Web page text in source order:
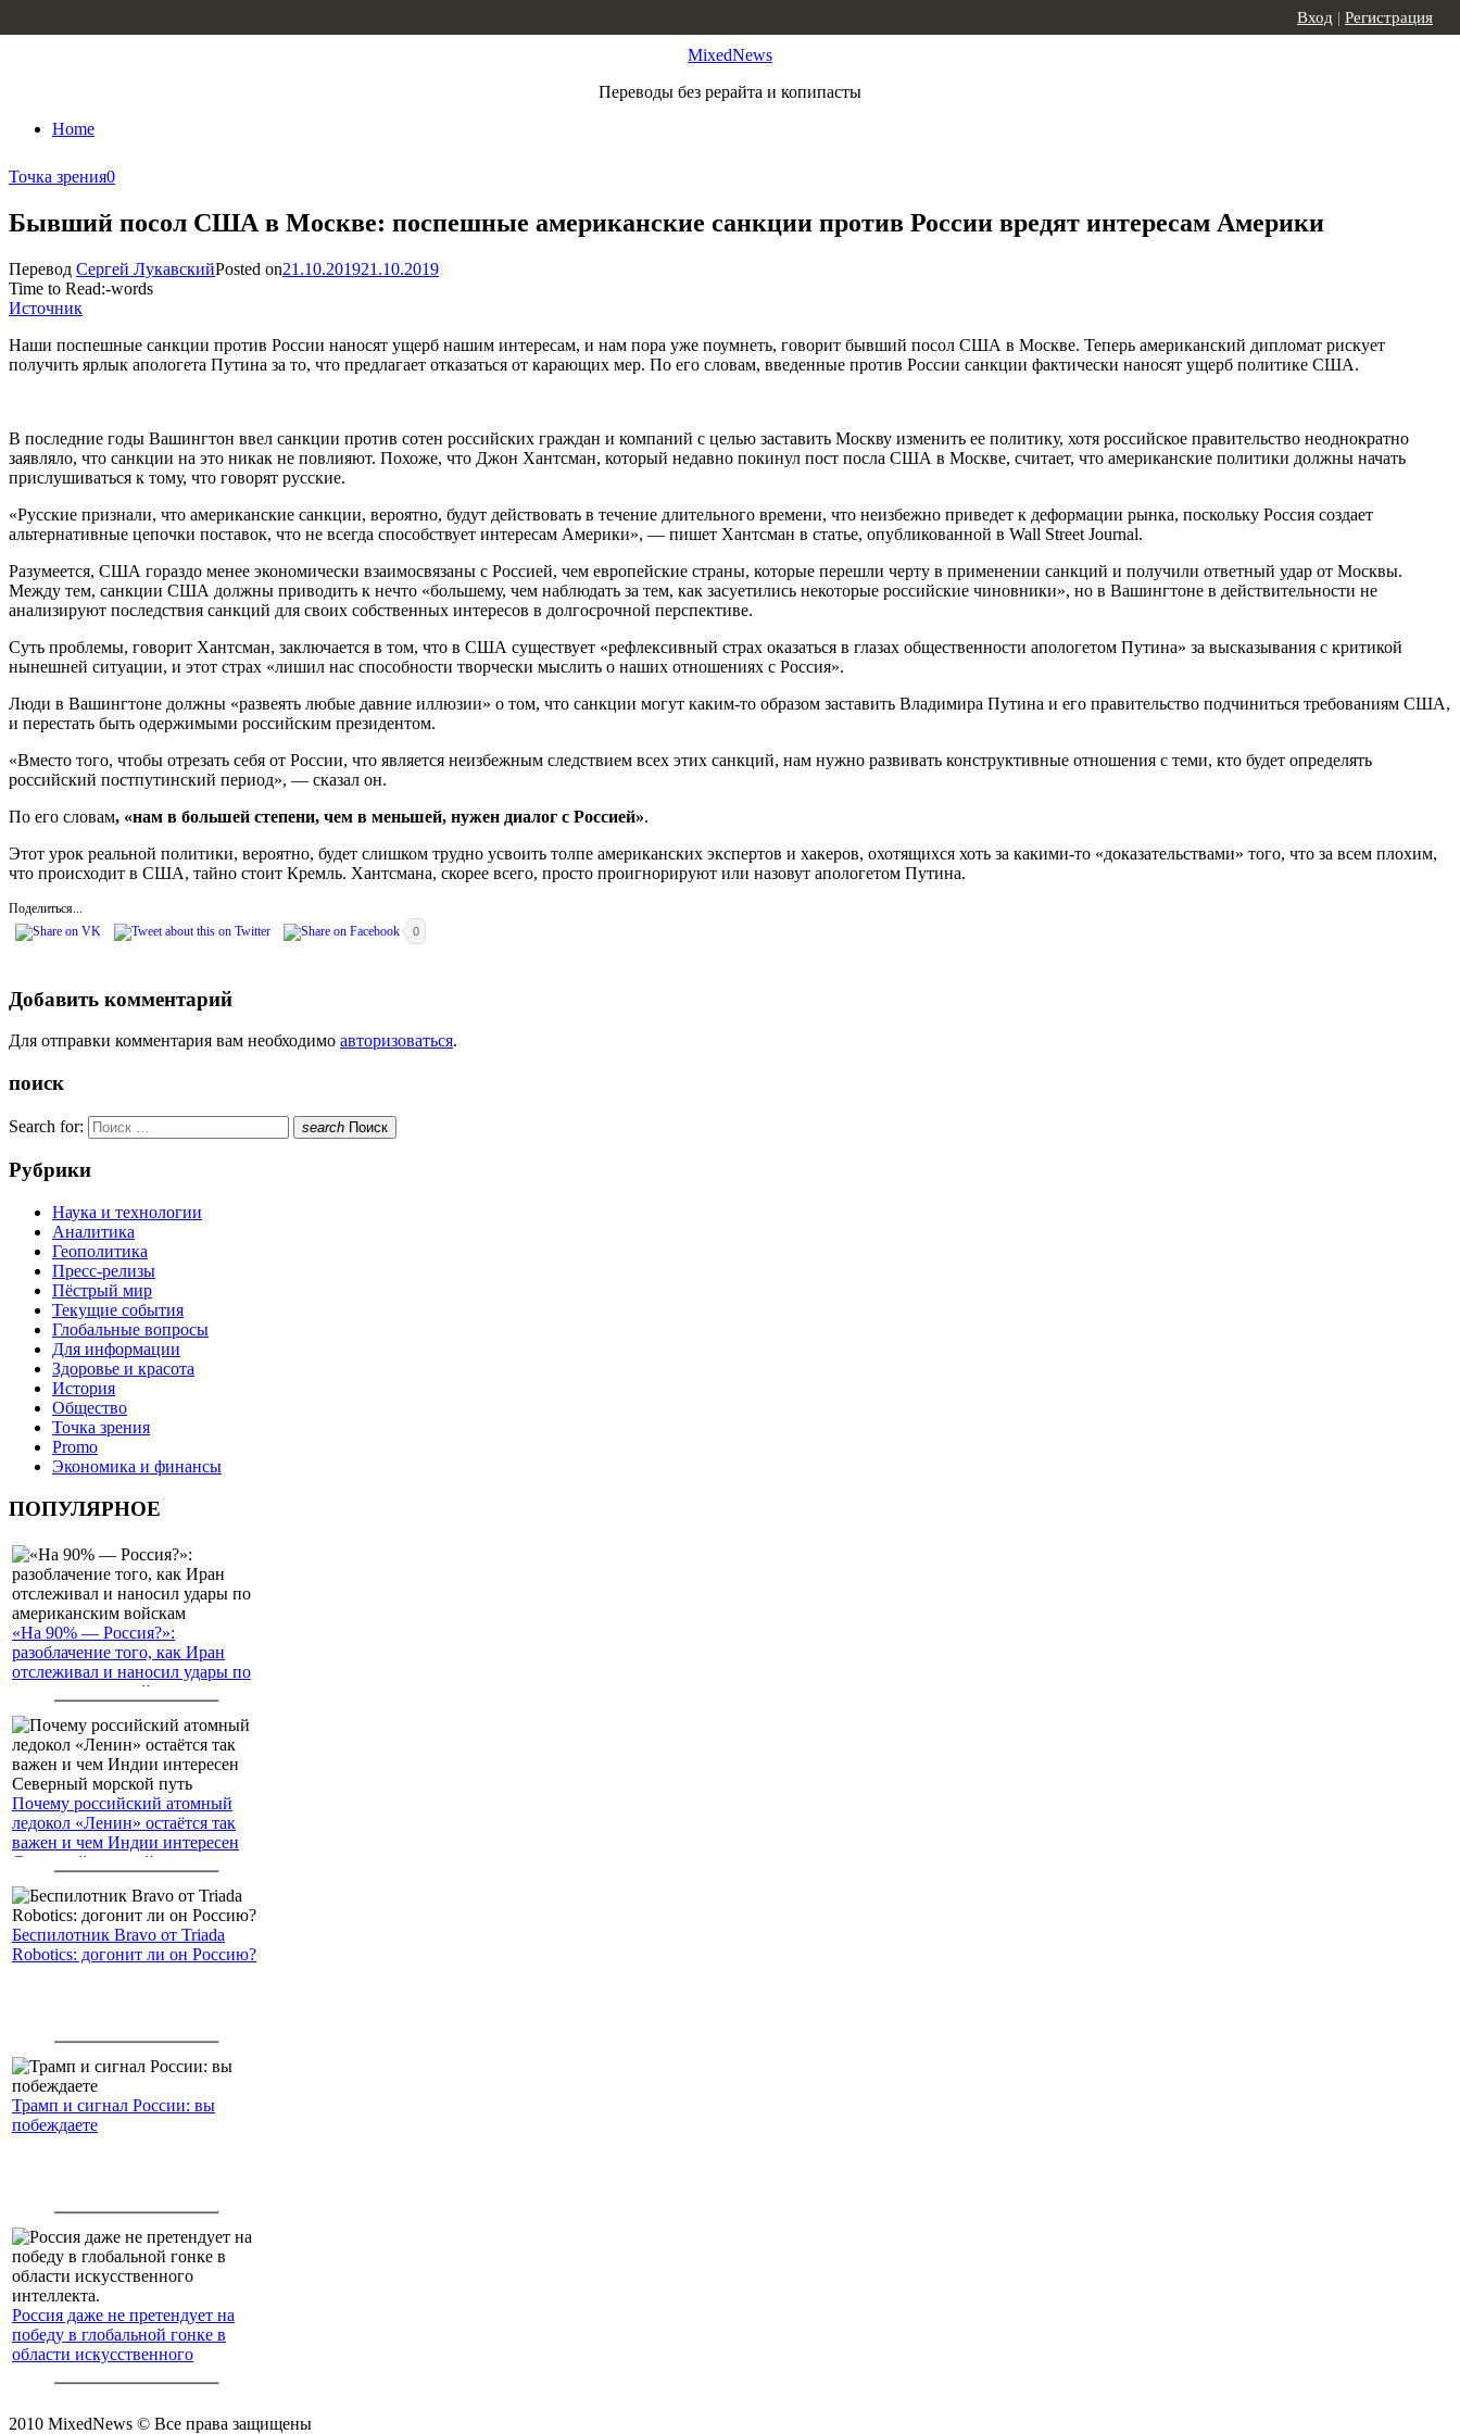
MixedNews
Переводы без рерайта и копипасты
Home
Вход | Регистрация
Точка зрения0
Бывший посол США в Москве: поспешные американские санкции против России вредят интересам Америки
Перевод Сергей ЛукавскийPosted on21.10.201921.10.2019
Time to Read:-words
Источник
Наши поспешные санкции против России наносят ущерб нашим интересам, и нам пора уже поумнеть, говорит бывший посол США в Москве. Теперь американский дипломат рискует
получить ярлык апологета Путина за то, что предлагает отказаться от карающих мер. По его словам, введенные против России санкции фактически наносят ущерб политике США.
В последние годы Вашингтон ввел санкции против сотен российских граждан и компаний с целью заставить Москву изменить ее политику, хотя российское правительство неоднократно
заявляло, что санкции на это никак не повлияют. Похоже, что Джон Хантсман, который недавно покинул пост посла США в Москве, считает, что американские политики должны начать
прислушиваться к тому, что говорят русские.
«Русские признали, что американские санкции, вероятно, будут действовать в течение длительного времени, что неизбежно приведет к деформации рынка, поскольку Россия создает
альтернативные цепочки поставок, что не всегда способствует интересам Америки», — пишет Хантсман в статье, опубликованной в Wall Street Journal.
Разумеется, США гораздо менее экономически взаимосвязаны с Россией, чем европейские страны, которые перешли черту в применении санкций и получили ответный удар от Москвы.
Между тем, санкции США должны приводить к нечто «большему, чем наблюдать за тем, как засуетились некоторые российские чиновники», но в Вашингтоне в действительности не
анализируют последствия санкций для своих собственных интересов в долгосрочной перспективе.
Суть проблемы, говорит Хантсман, заключается в том, что в США существует «рефлексивный страх оказаться в глазах общественности апологетом Путина» за высказывания с критикой
нынешней ситуации, и этот страх «лишил нас способности творчески мыслить о наших отношениях с Россия».
Люди в Вашингтоне должны «развеять любые давние иллюзии» о том, что санкции могут каким-то образом заставить Владимира Путина и его правительство подчиниться требованиям США,
и перестать быть одержимыми российским президентом.
«Вместо того, чтобы отрезать себя от России, что является неизбежным следствием всех этих санкций, нам нужно развивать конструктивные отношения с теми, кто будет определять
российский постпутинский период», — сказал он.
По его словам, «нам в большей степени, чем в меньшей, нужен диалог с Россией».
Этот урок реальной политики, вероятно, будет слишком трудно усвоить толпе американских экспертов и хакеров, охотящихся хоть за какими-то «доказательствами» того, что за всем плохим,
что происходит в США, тайно стоит Кремль. Хантсмана, скорее всего, просто проигнорируют или назовут апологетом Путина.
Поделиться...
0
Добавить комментарий
Для отправки комментария вам необходимо авторизоваться.
поиск
Search for: search Поиск
Рубрики
Наука и технологии
Аналитика
Геополитика
Пресс-релизы
Пёстрый мир
Текущие события
Глобальные вопросы
Для информации
Здоровье и красота
История
Общество
Точка зрения
Promo
Экономика и финансы
ПОПУЛЯРНОЕ
«На 90% — Россия?»:
разоблачение того, как Иран
отслеживал и наносил удары по
американским войскам
Почему российский атомный
ледокол «Ленин» остаётся так
важен и чем Индии интересен
Северный морской путь
Беспилотник Bravo от Triada
Robotics: догонит ли он Россию?
Трамп и сигнал России: вы
побеждаете
Россия даже не претендует на
победу в глобальной гонке в
области искусственного
2010 MixedNews © Все права защищены